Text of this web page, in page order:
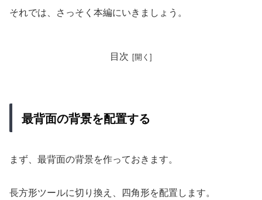
それでは、さっそく本編にいきましょう。
目次
最背面の背景を配置する
まず、最背面の背景を作っておきます。
長方形ツールに切り換え、四角形を配置します。